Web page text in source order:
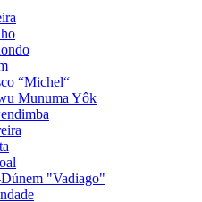
“Michel“
Munuma Yôk
"Vadiago"